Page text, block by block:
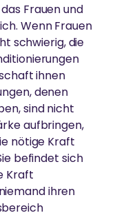
Frauen und
Wenn Frauen
schwierig, die
ihnen
denen
sind nicht
aufbringen,
nötige Kraft
befindet sich
Kraft
ihren